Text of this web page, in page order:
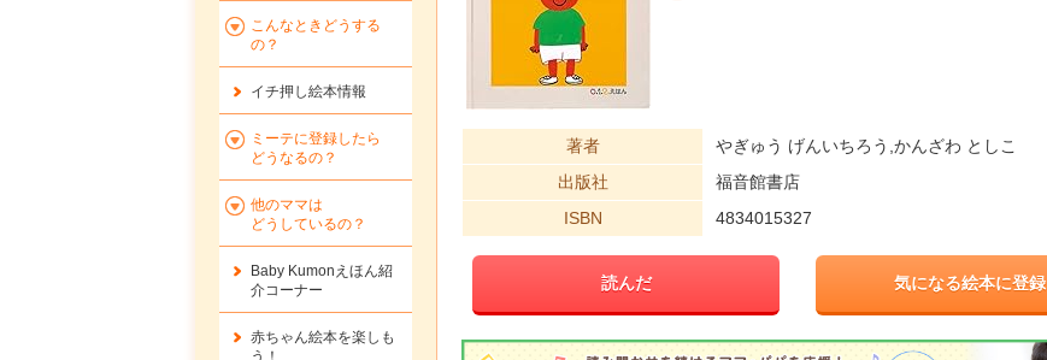
著者
やぎゅう げんいちろう,かんざわ としこ
出版社
福音館書店
ISBN
4834015327
読んだ 気になる絵本に登録
こんなときどうする
の？
イチ押し絵本情報
ミーテに登録したら
どうなるの？
他のママは
どうしているの？
Baby Kumonえほん紹
介コーナー
赤ちゃん絵本を楽しも
う！